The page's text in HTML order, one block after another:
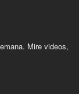
Mire videos,